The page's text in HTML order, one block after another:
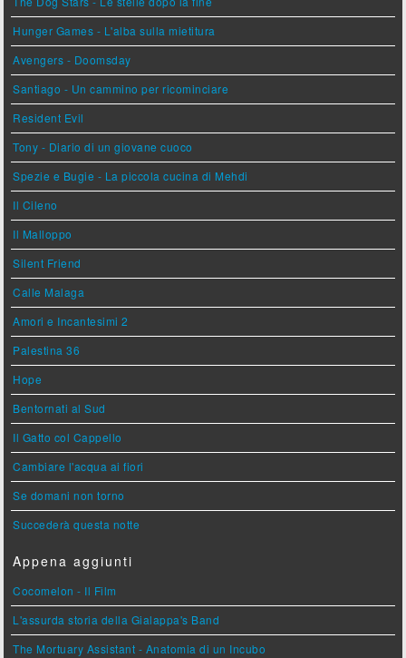
Hunger Games - L'alba sulla mietitura
Avengers - Doomsday
Santiago - Un cammino per ricominciare
Resident Evil
Tony - Diario di un giovane cuoco
Spezie e Bugie - La piccola cucina di Mehdi
Il Cileno
Il Malloppo
Silent Friend
Calle Malaga
Amori e Incantesimi 2
Palestina 36
Hope
Bentornati al Sud
Il Gatto col Cappello
Cambiare l'acqua ai fiori
Se domani non torno
Succederà questa notte
Appena aggiunti
Cocomelon - Il Film
L'assurda storia della Gialappa's Band
The Mortuary Assistant - Anatomia di un Incubo